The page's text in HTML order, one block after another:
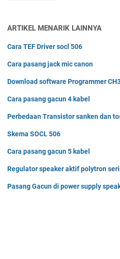
ARTIKEL MENARIK LAINNYA
Cara TEF Driver socl 506
Cara pasang jack mic canon
Download software Programmer
Cara pasang gacun 4 kabel
Perbedaan Transistor sanken dan
Skema SOCL 506
Cara pasang gacun 5 kabel
Regulator speaker aktif polytron
Pasang Gacun di power supply